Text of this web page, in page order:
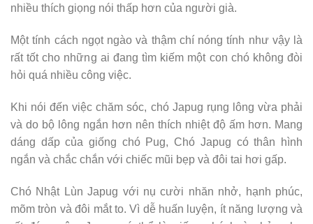
nhiều thích giọng nói thấp hơn của người già.
Một tính cách ngọt ngào và thậm chí nóng tính như vậy là
rất tốt cho những ai đang tìm kiếm một con chó không đòi
hỏi quá nhiều công việc.
Khi nói đến việc chăm sóc, chó Japug rụng lông vừa phải
và do bộ lông ngắn hơn nên thích nhiệt độ ấm hơn. Mang
dáng dấp của giống chó Pug, Chó Japug có thân hình
ngắn và chắc chắn với chiếc mũi bẹp và đôi tai hơi gấp.
Chó Nhật Lùn Japug với nụ cười nhăn nhở, hạnh phúc,
mõm tròn và đôi mắt to. Vì dễ huấn luyện, ít năng lượng và